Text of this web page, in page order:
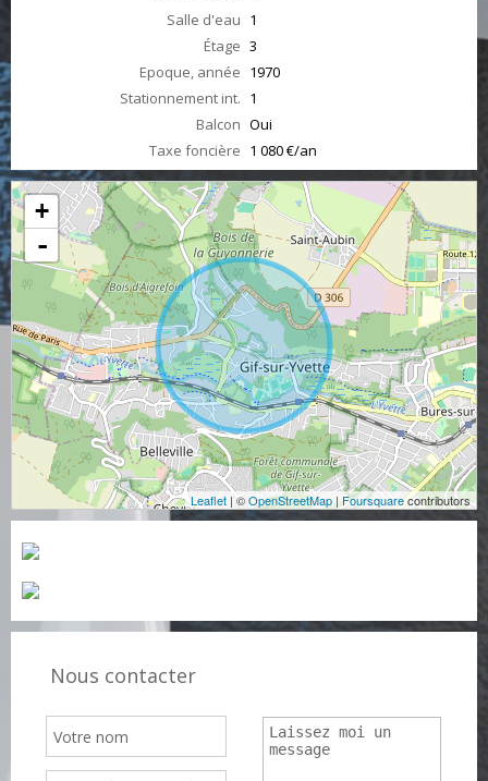
Salle d'eau 1
Étage 3
Epoque, année 1970
Stationnement int. 1
Balcon Oui
Taxe foncière 1 080 €/an
+
-
Leaflet | ©OpenStreetMap |Foursquarecontributors
Nous contacter